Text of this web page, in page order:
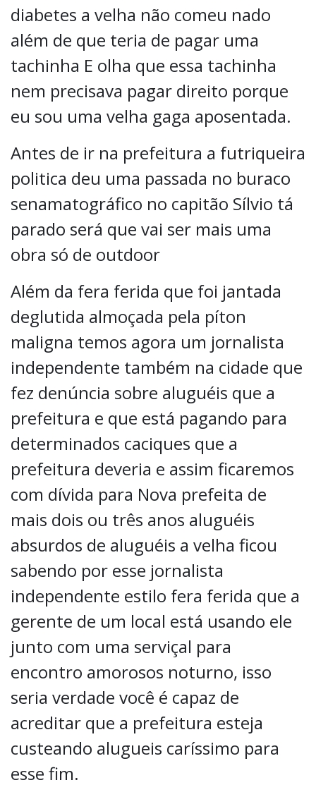
diabetes a velha não comeu nado
além de que teria de pagar uma
tachinha E olha que essa tachinha
nem precisava pagar direito porque
eu sou uma velha gaga aposentada.
Antes de ir na prefeitura a futriqueira
politica deu uma passada no buraco
senamatográfico no capitão Sílvio tá
parado será que vai ser mais uma
obra só de outdoor
Além da fera ferida que foi jantada
deglutida almoçada pela píton
maligna temos agora um jornalista
independente também na cidade que
fez denúncia sobre aluguéis que a
prefeitura e que está pagando para
determinados caciques que a
prefeitura deveria e assim ficaremos
com dívida para Nova prefeita de
mais dois ou três anos aluguéis
absurdos de aluguéis a velha ficou
sabendo por esse jornalista
independente estilo fera ferida que a
gerente de um local está usando ele
junto com uma serviçal para
encontro amorosos noturno, isso
seria verdade você é capaz de
acreditar que a prefeitura esteja
custeando alugueis caríssimo para
esse fim.